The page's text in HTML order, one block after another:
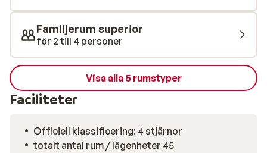
dig överraskas av den speciella atmosfären och den
professionella vården.
Familjerum superior
för 2 till 4 personer
Visa alla 5 rumstyper
Faciliteter
Officiell klassificering: 4 stjärnor
totalt antal rum / lägenheter 45